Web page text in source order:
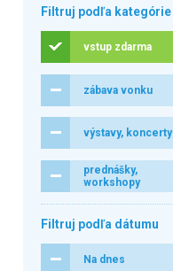
Filtruj podľa kategórie
vstup zdarma
zábava vonku
výstavy, koncerty
prednášky,
workshopy
Filtruj podľa dátumu
Na dnes